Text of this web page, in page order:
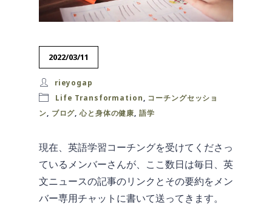
2022/03/11
rieyogap
Life Transformation
コーチングセッショ
ン
ブログ ,心と身体の健康 語学
現在、英語学習コーチングを受けてくださっ
ているメンバーさんが、ここ数日は毎日、英
文ニュースの記事のリンクとその要約をメン
バー専用チャットに書いて送ってきます。